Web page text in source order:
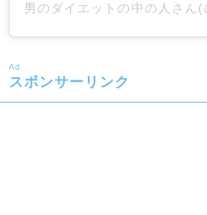
Ad
スポンサーリンク